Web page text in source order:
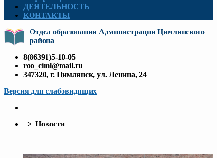
ДЕЯТЕЛЬНОСТЬ
КОНТАКТЫ
Отдел образования Администрации Цимлянского
района
8(86391)5-10-05
roo_ciml@mail.ru
347320, г. Цимлянск, ул. Ленина, 24
Версия для слабовидящих
> Новости